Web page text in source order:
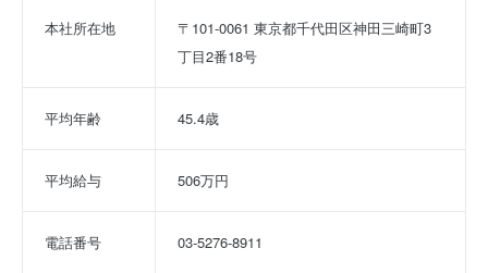
本社所在地
〒101-0061 東京都千代田区神田三崎町3
丁目2番18号
平均年齢 45.4歳
平均給与 506万円
電話番号 03-5276-8911